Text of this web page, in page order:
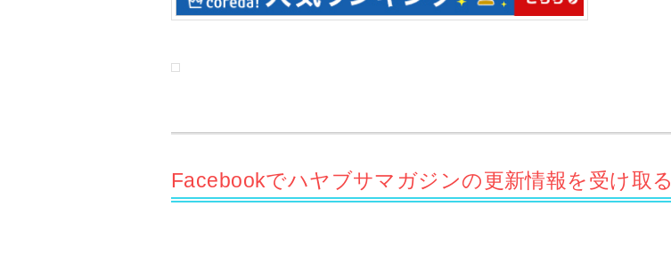
Facebookでハヤブサマガジンの更新情報を受け取る